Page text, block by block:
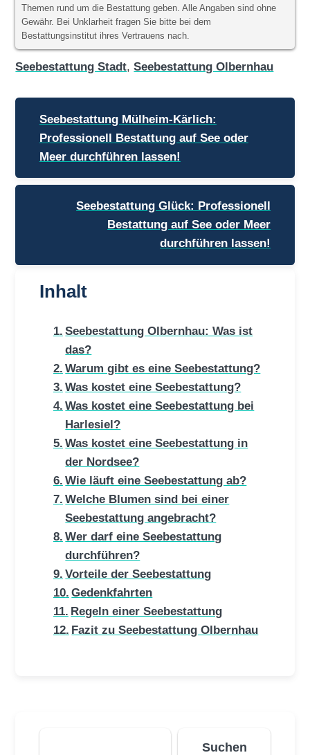
Themen rund um die Bestattung geben. Alle Angaben sind ohne
Gewähr. Bei Unklarheit fragen Sie bitte bei dem
Bestattungsinstitut ihres Vertrauens nach.
Seebestattung Stadt,Seebestattung Olbernhau
Beitragsnavigation
Seebestattung Mülheim-Kärlich:
Professionell Bestattung auf See oder
Meer durchführen lassen!
Seebestattung Glück: Professionell
Bestattung auf See oder Meer
durchführen lassen!
Inhalt
Seebestattung Olbernhau: Was ist
das?
Warum gibt es eine Seebestattung?
Was kostet eine Seebestattung?
Was kostet eine Seebestattung bei
Harlesiel?
Was kostet eine Seebestattung in
der Nordsee?
Wie läuft eine Seebestattung ab?
Welche Blumen sind bei einer
Seebestattung angebracht?
Wer darf eine Seebestattung
durchführen?
Vorteile der Seebestattung
Gedenkfahrten
Regeln einer Seebestattung
Fazit zu Seebestattung Olbernhau
Suchen
Suchen